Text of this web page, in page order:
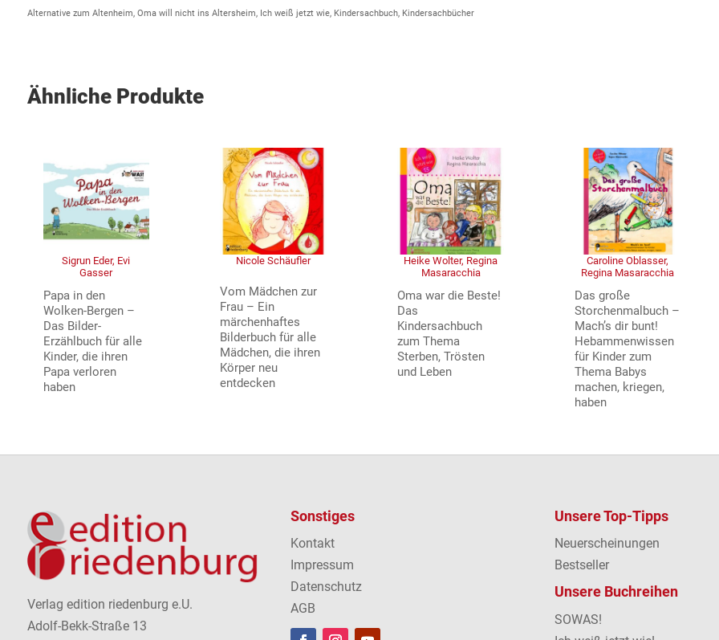
Alternative zum Altenheim, Oma will nicht ins Altersheim, Ich weiß jetzt wie, Kindersachbuch, Kindersachbücher
Ähnliche Produkte
Sigrun Eder, Evi
Gasser
Papa in den
Wolken-Bergen –
Das Bilder-
Erzählbuch für alle
Kinder, die ihren
Papa verloren
haben
Nicole Schäufler
Vom Mädchen zur
Frau – Ein
märchenhaftes
Bilderbuch für alle
Mädchen, die ihren
Körper neu
entdecken
Heike Wolter, Regina
Masaracchia
Oma war die Beste!
Das
Kindersachbuch
zum Thema
Sterben, Trösten
und Leben
Caroline Oblasser,
Regina Masaracchia
Das große
Storchenmalbuch –
Mach’s dir bunt!
Hebammenwissen
für Kinder zum
Thema Babys
machen, kriegen,
haben
Verlag edition riedenburg e.U.
Adolf-Bekk-Straße 13
Sonstiges
Kontakt
Impressum
Datenschutz
AGB
Unsere Top-Tipps
Neuerscheinungen
Bestseller
Unsere Buchreihen
SOWAS!